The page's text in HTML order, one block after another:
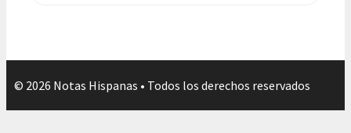
© 2026 Notas Hispanas • Todos los derechos reservados